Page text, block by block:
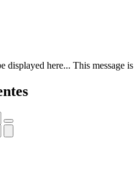
here... This message